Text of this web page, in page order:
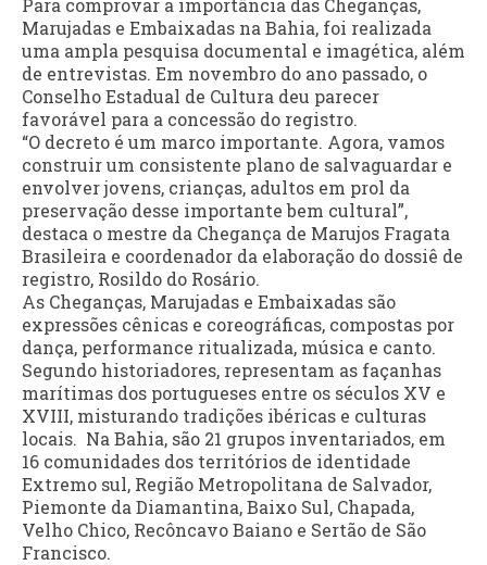
Marujadas e Embaixadas na Bahia, foi realizada
uma ampla pesquisa documental e imagética, além
de entrevistas. Em novembro do ano passado, o
Conselho Estadual de Cultura deu parecer
favorável para a concessão do registro.
“O decreto é um marco importante. Agora, vamos
construir um consistente plano de salvaguardar e
envolver jovens, crianças, adultos em prol da
preservação desse importante bem cultural”,
destaca o mestre da Chegança de Marujos Fragata
Brasileira e coordenador da elaboração do dossiê de
registro, Rosildo do Rosário.
As Cheganças, Marujadas e Embaixadas são
expressões cênicas e coreográficas, compostas por
dança, performance ritualizada, música e canto.
Segundo historiadores, representam as façanhas
marítimas dos portugueses entre os séculos XV e
XVIII, misturando tradições ibéricas e culturas
locais. Na Bahia, são 21 grupos inventariados, em
16 comunidades dos territórios de identidade
Extremo sul, Região Metropolitana de Salvador,
Piemonte da Diamantina, Baixo Sul, Chapada,
Velho Chico, Recôncavo Baiano e Sertão de São
Francisco.